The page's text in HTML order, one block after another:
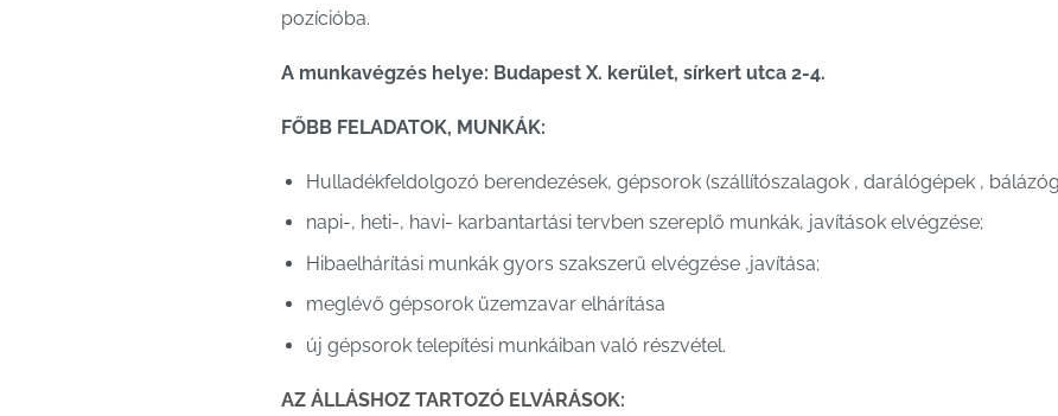
pozícióba.
A munkavégzés helye: Budapest X. kerület, sírkert utca 2-4.
FŐBB FELADATOK, MUNKÁK:
Hulladékfeldolgozó berendezések, gépsorok (szállítószalagok , darálógépek ,
napi-, heti-, havi- karbantartási tervben szereplő munkák, javítások elvégzése;
Hibaelhárítási munkák gyors szakszerű elvégzése ,javítása;
meglévő gépsorok üzemzavar elhárítása
új gépsorok telepítési munkáiban való részvétel.
AZ ÁLLÁSHOZ TARTOZÓ ELVÁRÁSOK: